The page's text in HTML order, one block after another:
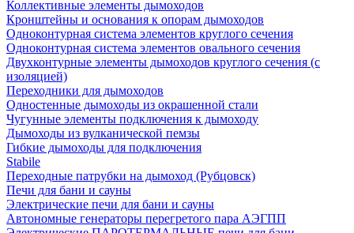
Коллективные элементы дымоходов
Кронштейны и основания к опорам дымоходов
Одноконтурная система элементов круглого сечения
Одноконтурная система элементов овального сечения
Двухконтурные элементы дымоходов круглого сечения (с
изоляцией)
Переходники для дымоходов
Одностенные дымоходы из окрашенной стали
Чугунные элементы подключения к дымоходу
Дымоходы из вулканической пемзы
Гибкие дымоходы для подключения
Stabile
Переходные патрубки на дымоход (Рубцовск)
Печи для бани и сауны
Электрические печи для бани и сауны
Автономные генераторы перегретого пара АЭГПП